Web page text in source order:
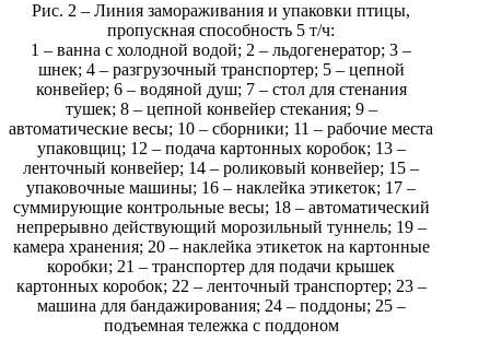
Рис. 2 – Линия замораживания и упаковки птицы,
пропускная способность 5 т/ч:
1 – ванна с холодной водой; 2 – льдогенератор; 3 –
шнек; 4 – разгрузочный транспортер; 5 – цепной
конвейер; 6 – водяной душ; 7 – стол для стенания
тушек; 8 – цепной конвейер стекания; 9 –
автоматические весы; 10 – сборники; 11 – рабочие места
упаковщиц; 12 – подача картонных коробок; 13 –
ленточный конвейер; 14 – роликовый конвейер; 15 –
упаковочные машины; 16 – наклейка этикеток; 17 –
суммирующие контрольные весы; 18 – автоматический
непрерывно действующий морозильный туннель; 19 –
камера хранения; 20 – наклейка этикеток на картонные
коробки; 21 – транспортер для подачи крышек
картонных коробок; 22 – ленточный транспортер; 23 –
машина для бандажирования; 24 – поддоны; 25 –
подъемная тележка с поддоном